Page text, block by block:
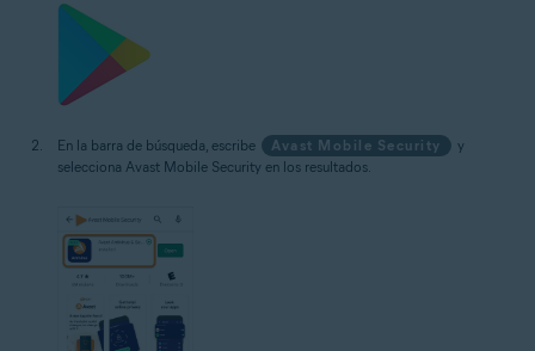
En la barra de búsqueda, escribe Avast Mobile Security
y
selecciona Avast Mobile Security en los resultados.